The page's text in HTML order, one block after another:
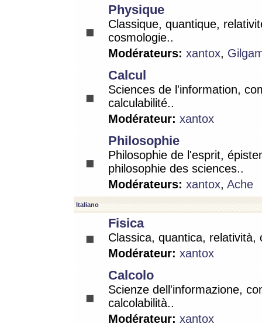
Physique
Classique, quantique,
cosmologie..
Modérateurs: xantox,
Calcul
Sciences de l'information,
calculabilité..
Modérateur: xantox
Philosophie
Philosophie de l'esprit,
philosophie des sciences..
Modérateurs: xantox, Ache
Italiano
Fisica
Classica, quantica, relatività,
Modérateur: xantox
Calcolo
Scienze dell'informazione,
calcolabilità..
Modérateur: xantox